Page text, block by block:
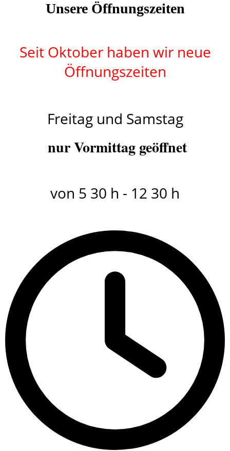
Unsere Öffnungszeiten
Seit Oktober haben wir neue
Öffnungszeiten
Freitag und Samstag
nur Vormittag geöffnet
von 5 30 h - 12 30 h